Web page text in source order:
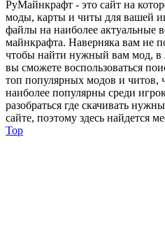
РуМайнкрафт - это сайт на
моды, карты и читы для вашей
файлы на наиболее актуальные
майнкрафта. Наверняка вам не
чтобы найти нужный вам мод, в
вы сможете воспользоваться
топ популярных модов и читов,
наиболее популярны среди
разобраться где скачивать
сайте, поэтому здесь найдется
Top